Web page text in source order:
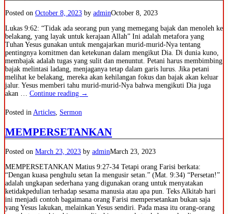
Posted on October 8, 2023 by adminOctober 8, 2023
Lukas 9:62: “Tidak ada seorang pun yang memegang bajak dan menoleh ke
belakang, yang layak untuk kerajaan Allah” Ini adalah metafora yang
Tuhan Yesus gunakan untuk mengajarkan murid-murid-Nya tentang
pentingnya komitmen dan ketekunan dalam mengikut Dia. Di dunia kuno,
membajak adalah tugas yang sulit dan menuntut. Petani harus membimbing
bajak melintasi ladang, menjaganya tetap dalam garis lurus. Jika petani
melihat ke belakang, mereka akan kehilangan fokus dan bajak akan keluar
jalur. Yesus memberi tahu murid-murid-Nya bahwa mengikuti Dia juga
akan … Continue reading →
Posted in Articles, Sermon
MEMPERSETANKAN
Posted on March 23, 2023 by adminMarch 23, 2023
MEMPERSETANKAN Matius 9:27-34 Tetapi orang Farisi berkata:
“Dengan kuasa penghulu setan Ia mengusir setan.” (Mat. 9:34) “Persetan!”
adalah ungkapan sederhana yang digunakan orang untuk menyatakan
ketidakpedulian terhadap sesama manusia atau apa pun. Teks Alkitab hari
ini menjadi contoh bagaimana orang Farisi mempersetankan bukan saja
yang Yesus lakukan, melainkan Yesus sendiri. Pada masa itu orang-orang